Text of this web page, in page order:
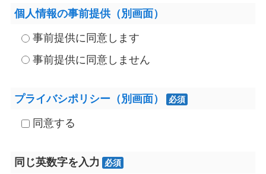
個人情報の事前提供（別画面）
事前提供に同意します
事前提供に同意しません
プライバシポリシー（別画面） 必須
同意する
同じ英数字を入力 必須